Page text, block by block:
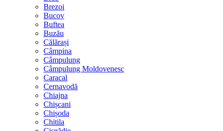
Brezoi
Bucov
Buftea
Buzău
Călărași
Câmpina
Câmpulung
Câmpulung Moldovenesc
Caracal
Cernavodă
Chiajna
Chișcani
Chișoda
Chitila